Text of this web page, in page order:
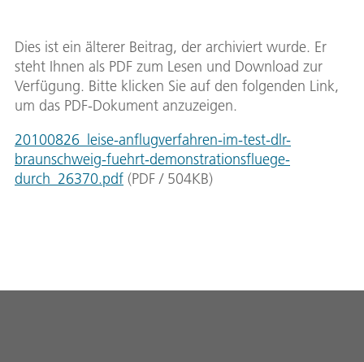
Dies ist ein älterer Beitrag, der archiviert wurde. Er
steht Ihnen als PDF zum Lesen und Download zur
Verfügung. Bitte klicken Sie auf den folgenden Link,
um das PDF-Dokument anzuzeigen.
20100826_leise-anflugverfahren-im-test-dlr-
braunschweig-fuehrt-demonstrationsfluege-
durch_26370.pdf (PDF / 504KB)